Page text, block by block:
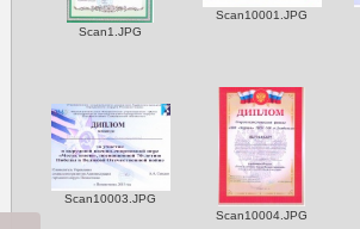
Scan1.JPG
Scan10001.JPG
Scan10003.JPG
Scan10004.JPG